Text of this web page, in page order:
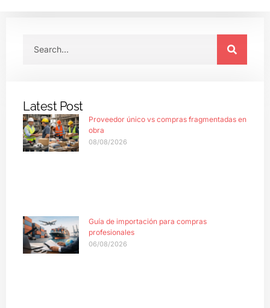
Latest Post
Proveedor único vs compras fragmentadas en
obra
08/08/2026
Guía de importación para compras
profesionales
06/08/2026